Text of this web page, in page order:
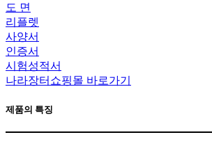
도 면
리플렛
사양서
인증서
시험성적서
나라장터쇼핑몰 바로가기
제품의 특징